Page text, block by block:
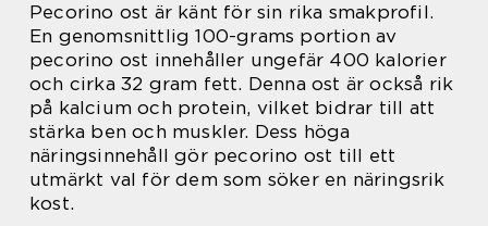
Pecorino ost är känt för sin rika smakprofil.
En genomsnittlig 100-grams portion av
pecorino ost innehåller ungefär 400 kalorier
och cirka 32 gram fett. Denna ost är också rik
på kalcium och protein, vilket bidrar till att
stärka ben och muskler. Dess höga
näringsinnehåll gör pecorino ost till ett
utmärkt val för dem som söker en näringsrik
kost.